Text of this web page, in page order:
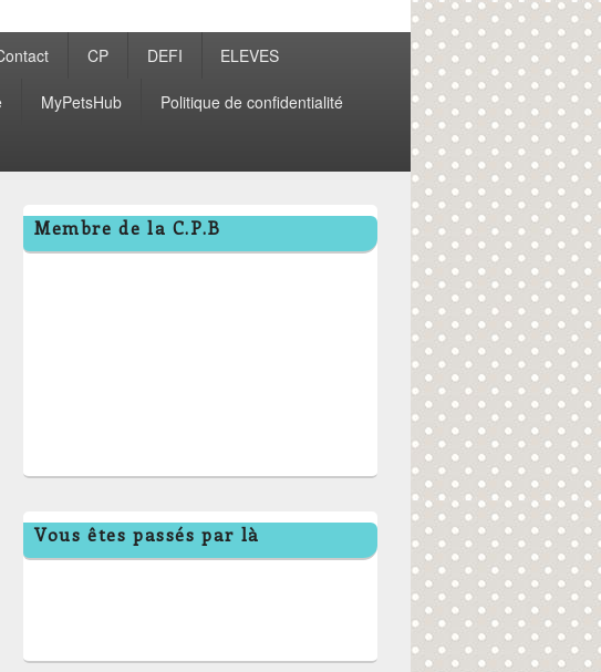
CP DEFI ELEVES
MyPetsHub Politique de confidentialité
Zone
principale
de
Membre de la C.P.B
Vous êtes passés par là